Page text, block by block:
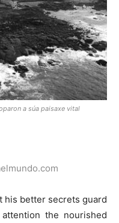
a súa paisaxe vital
his better secrets guard
the nourished